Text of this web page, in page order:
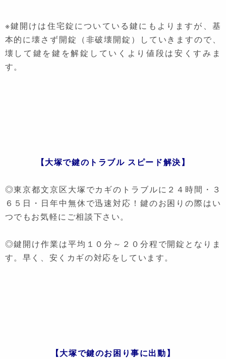
※鍵開けは住宅錠についている鍵にもよりますが、基
本的に壊さず開錠（非破壊開錠）していきますので、
壊して鍵を鍵を解錠していくより値段は安くすみま
す。
【大塚で鍵のトラブル スピード解決】
◎東京都文京区大塚でカギのトラブルに２４時間・３
６５日・日年中無休で迅速対応！鍵のお困りの際はい
つでもお気軽にご相談下さい。
◎鍵開け作業は平均１０分～２０分程で開錠となりま
す。早く、安くカギの対応をしています。
【大塚で鍵のお困り事に出動】